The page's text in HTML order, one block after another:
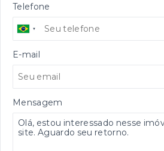
Telefone
E-mail
Mensagem